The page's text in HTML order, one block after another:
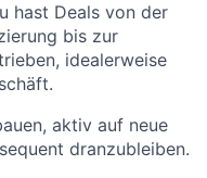
hast Deals von der
bis zur
idealerweise
aktiv auf neue
dranzubleiben.